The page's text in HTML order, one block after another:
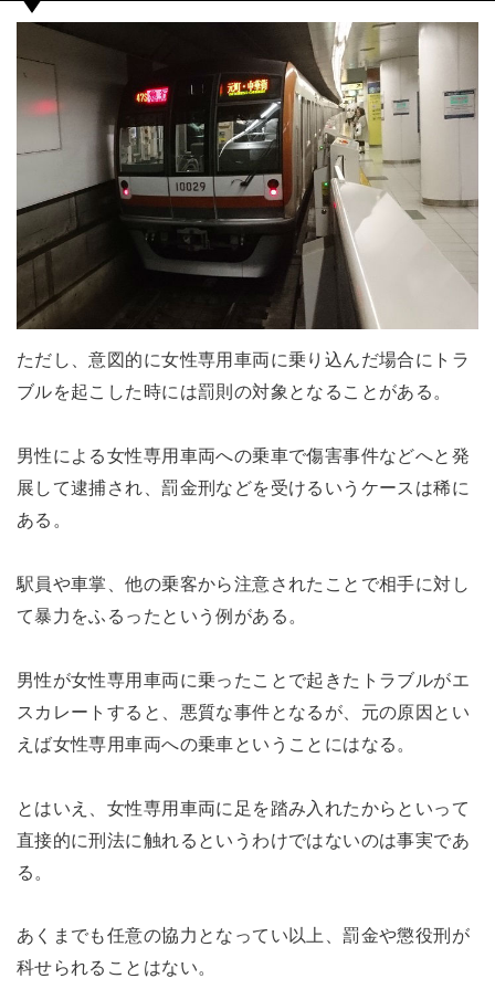
ただし、意図的に女性専用車両に乗り込んだ場合にトラ
ブルを起こした時には罰則の対象となることがある。
男性による女性専用車両への乗車で傷害事件などへと発
展して逮捕され、罰金刑などを受けるいうケースは稀に
ある。
駅員や車掌、他の乗客から注意されたことで相手に対し
て暴力をふるったという例がある。
男性が女性専用車両に乗ったことで起きたトラブルがエ
スカレートすると、悪質な事件となるが、元の原因とい
えば女性専用車両への乗車ということにはなる。
とはいえ、女性専用車両に足を踏み入れたからといって
直接的に刑法に触れるというわけではないのは事実であ
る。
あくまでも任意の協力となってい以上、罰金や懲役刑が
科せられることはない。